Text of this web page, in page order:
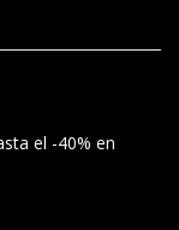
el -40% en